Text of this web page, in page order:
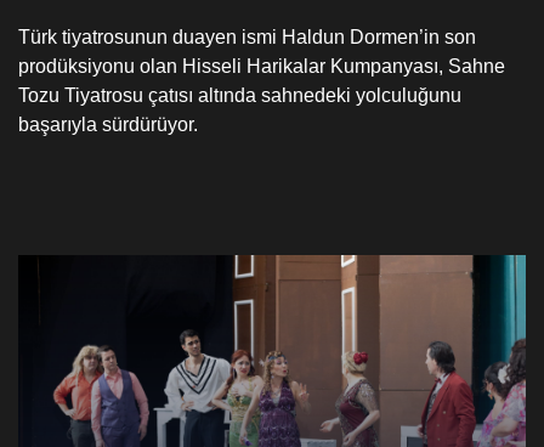
Türk tiyatrosunun duayen ismi Haldun Dormen’in son
prodüksiyonu olan Hisseli Harikalar Kumpanyası, Sahne
Tozu Tiyatrosu çatısı altında sahnedeki yolculuğunu
başarıyla sürdürüyor.